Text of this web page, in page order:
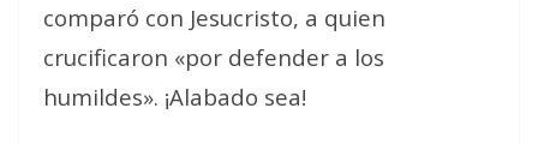
comparó con Jesucristo, a quien
crucificaron «por defender a los
humildes». ¡Alabado sea!